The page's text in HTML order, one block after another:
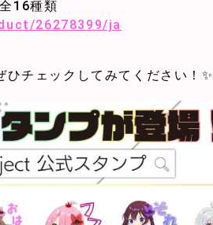
16種類
26278399/ja
チェックしてみてください！✨